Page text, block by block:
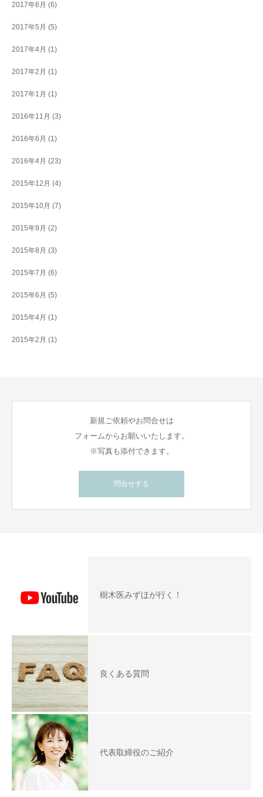
2017年6月 (6)
2017年5月 (5)
2017年4月 (1)
2017年2月 (1)
2017年1月 (1)
2016年11月 (3)
2016年6月 (1)
2016年4月 (23)
2015年12月 (4)
2015年10月 (7)
2015年9月 (2)
2015年8月 (3)
2015年7月 (6)
2015年6月 (5)
2015年4月 (1)
2015年2月 (1)
新規ご依頼やお問合せは
フォームからお願いいたします。
※写真も添付できます。
問合せする
樹木医みずほが行く！
良くある質問
代表取締役のご紹介